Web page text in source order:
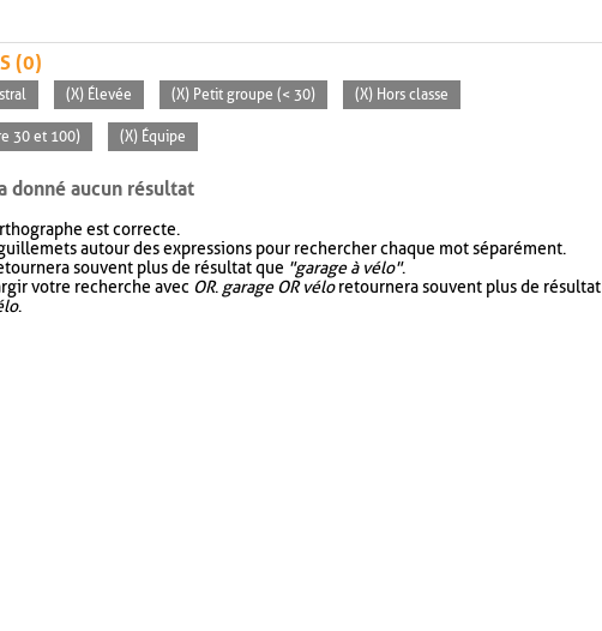
(0)
(X) Élevée (X) Petit groupe (< 30) (X) Hors classe
30 et 100) (X) Équipe
donné aucun résultat
est correcte.
autour des expressions pour rechercher chaque mot séparément.
souvent plus de résultat que "garage à vélo".
votre recherche avec OR. garage OR véloretournera souvent plus de résultat
.